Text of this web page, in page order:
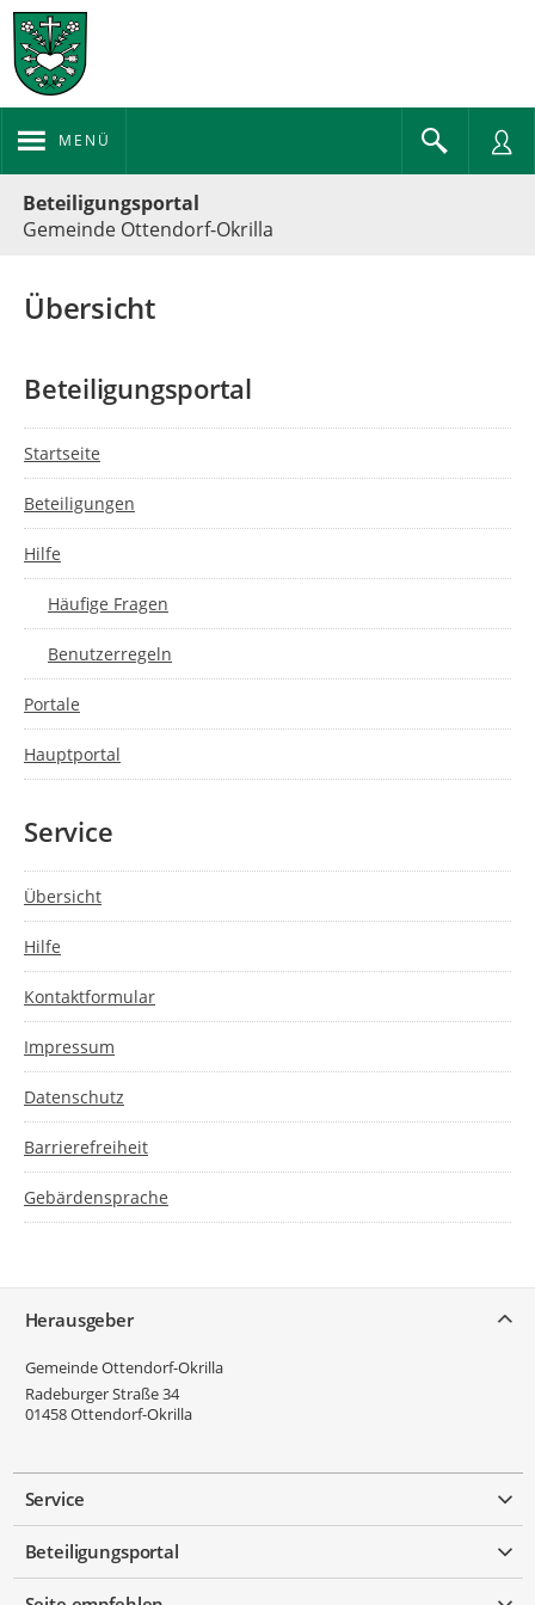
MENÜ
Beteiligungsportal
Gemeinde Ottendorf-Okrilla
Übersicht
Beteiligungsportal
Startseite
Beteiligungen
Hilfe
Häufige Fragen
Benutzerregeln
Portale
Hauptportal
Service
Übersicht
Hilfe
Kontaktformular
Impressum
Datenschutz
Barrierefreiheit
Gebärdensprache
Herausgeber
Gemeinde Ottendorf-Okrilla
Radeburger Straße 34
01458Ottendorf-Okrilla
Service
Beteiligungsportal